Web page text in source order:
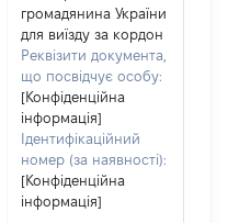
громадянина України
для виїзду за кордон
Реквізити документа,
що посвідчує особу:
[Конфіденційна
інформація]
Ідентифікаційний
номер (за наявності):
[Конфіденційна
інформація]